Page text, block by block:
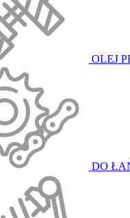
OLEJ
DO